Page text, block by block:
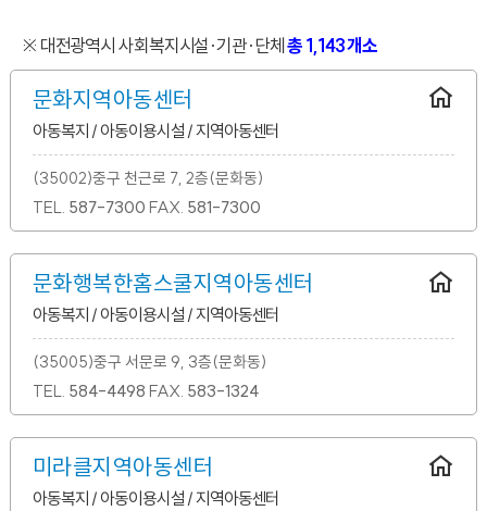
※ 대전광역시 사회복지시설·기관·단체총 1,143 개소
문화지역아동센터
아동복지 / 아동이용시설 / 지역아동센터
(35002)중구 천근로 7, 2층(문화동)
TEL. 587-7300 FAX. 581-7300
문화행복한홈스쿨지역아동센터
아동복지 / 아동이용시설 / 지역아동센터
(35005)중구 서문로 9, 3층(문화동)
TEL. 584-4498 FAX. 583-1324
미라클지역아동센터
아동복지 / 아동이용시설 / 지역아동센터